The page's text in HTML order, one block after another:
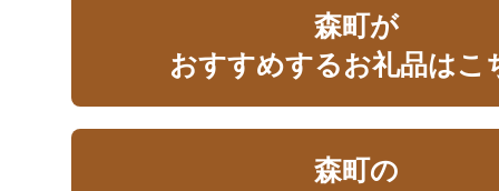
森町が
おすすめするお礼品はこ
森町の